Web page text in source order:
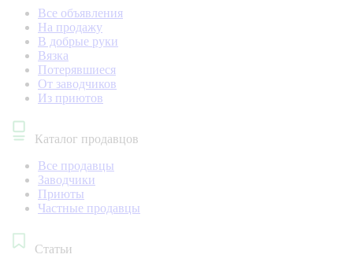
Все объявления
На продажу
В добрые руки
Вязка
Потерявшиеся
От заводчиков
Из приютов
Каталог продавцов
Все продавцы
Заводчики
Приюты
Частные продавцы
Статьи